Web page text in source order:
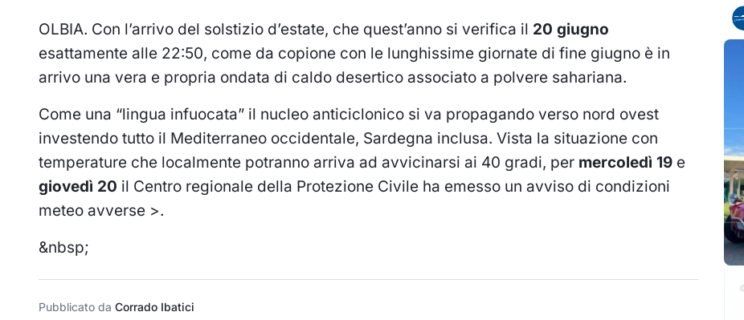
OLBIA. Con l’arrivo del solstizio d’estate, che quest’anno si verifica il 20 giugno
esattamente alle 22:50, come da copione con le lunghissime giornate di fine giugno è in
arrivo una vera e propria ondata di caldo desertico associato a polvere sahariana.
Come una “lingua infuocata” il nucleo anticiclonico si va propagando verso nord ovest
investendo tutto il Mediterraneo occidentale, Sardegna inclusa. Vista la situazione con
temperature che localmente potranno arriva ad avvicinarsi ai 40 gradi, per mercoledì 19 e
giovedì 20 il Centro regionale della Protezione Civile ha emesso un avviso di condizioni
meteo avverse >.
&nbsp;
Pubblicato da Corrado Ibatici